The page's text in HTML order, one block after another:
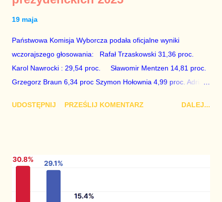
19 maja
Państwowa Komisja Wyborcza podała oficjalne wyniki
wczorajszego głosowania: Rafał Trzaskowski 31,36 proc.
Karol Nawrocki : 29,54 proc. Sławomir Mentzen 14,81 proc.
Grzegorz Braun 6,34 proc Szymon Hołownia 4,99 proc. Adrian
Stanowski 1,24 proc. Joanna Senyszyn 1,09 proc. Marek
UDOSTĘPNIJ PRZEŚLIJ KOMENTARZ DALEJ...